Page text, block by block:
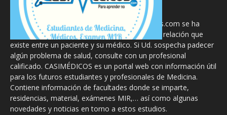
La información proporcionada en CasiMedicos.com se ha
diseñado para complementar, no substituir, la relación que
existe entre un paciente y su médico. Si Ud. sospecha padecer
algún problema de salud, consulte con un profesional
calificado. CASIMÉDICOS es un portal web con información útil
para los futuros estudiantes y profesionales de Medicina.
Contiene información de facultades donde se imparte,
residencias, material, exámenes MIR,… así como algunas
novedades y noticias en torno a estos estudios.